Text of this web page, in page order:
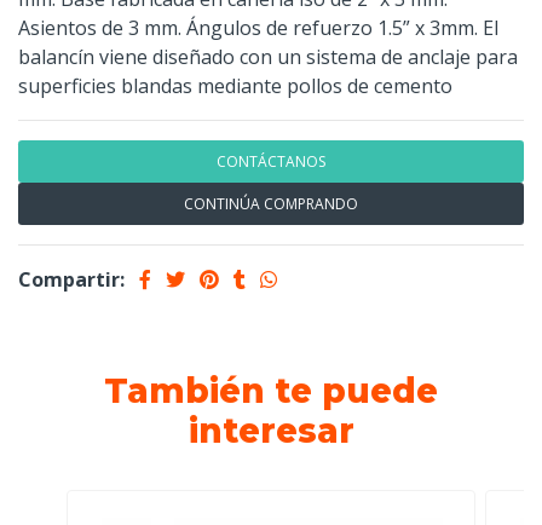
Asientos de 3 mm. Ángulos de refuerzo 1.5” x 3mm. El
balancín viene diseñado con un sistema de anclaje para
superficies blandas mediante pollos de cemento
CONTÁCTANOS
CONTINÚA COMPRANDO
Compartir:
También te puede
interesar